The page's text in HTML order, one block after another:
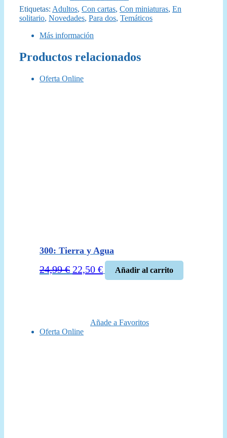
era:
54,99 €.
es:
48,00 €.
Etiquetas: Adultos, Con cartas, Con miniaturas, En
solitario, Novedades, Para dos, Temáticos
Más información
Productos relacionados
Oferta Online
300: Tierra y Agua
24,99€ El
22,50 €El
precio
Añadir al carrito
Añade a Favoritos
Oferta Online